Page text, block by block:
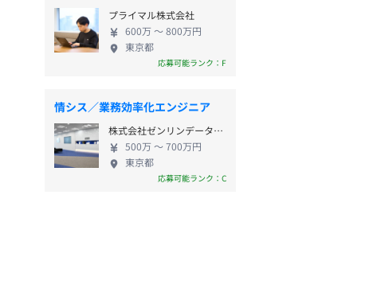
プライマル株式会社
600万 〜 800万円
東京都
応募可能ランク：F
情シス／業務効率化エンジニア
株式会社ゼンリンデータコム
500万 〜 700万円
東京都
応募可能ランク：C